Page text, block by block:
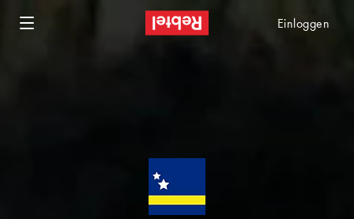
Einloggen